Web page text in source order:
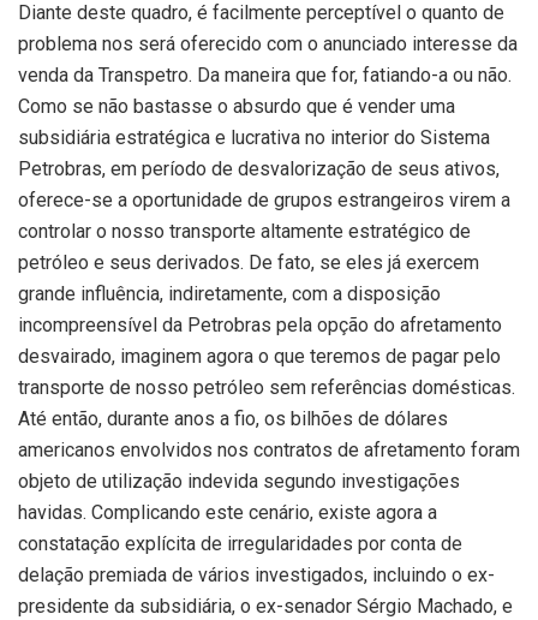
Diante deste quadro, é facilmente perceptível o quanto de
problema nos será oferecido com o anunciado interesse da
venda da Transpetro. Da maneira que for, fatiando-a ou não.
Como se não bastasse o absurdo que é vender uma
subsidiária estratégica e lucrativa no interior do Sistema
Petrobras, em período de desvalorização de seus ativos,
oferece-se a oportunidade de grupos estrangeiros virem a
controlar o nosso transporte altamente estratégico de
petróleo e seus derivados. De fato, se eles já exercem
grande influência, indiretamente, com a disposição
incompreensível da Petrobras pela opção do afretamento
desvairado, imaginem agora o que teremos de pagar pelo
transporte de nosso petróleo sem referências domésticas.
Até então, durante anos a fio, os bilhões de dólares
americanos envolvidos nos contratos de afretamento foram
objeto de utilização indevida segundo investigações
havidas. Complicando este cenário, existe agora a
constatação explícita de irregularidades por conta de
delação premiada de vários investigados, incluindo o ex-
presidente da subsidiária, o ex-senador Sérgio Machado, e